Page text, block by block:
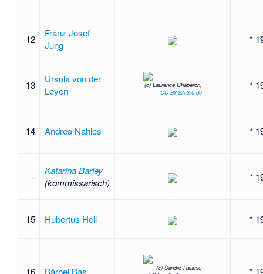
12
Franz Josef
Jung
*
13
Ursula von der
Leyen
(c) Laurence Chaperon,
CC BY-SA 3.0 de
*
14 Andrea Nahles *
–
Katarina Barley
(kommissarisch)
*
15 Hubertus Heil *
16 Bärbel Bas
(c) Sandro Halank,
*